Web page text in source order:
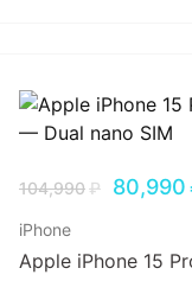
104,990₽ 80,990
iPhone
Apple iPhone 15